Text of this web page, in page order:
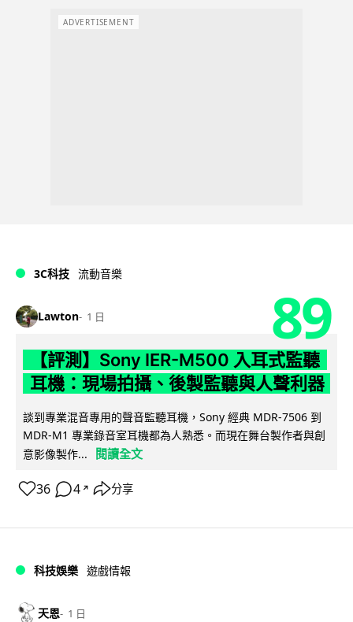
ADVERTISEMENT
3C科技 流動音樂
Lawton 1 日 89
【評測】Sony IER-M500 入耳式監聽
耳機：現場拍攝、後製監聽與人聲利器
談到專業混音專用的聲音監聽耳機，Sony 經典 MDR-7506 到
MDR-M1 專業錄音室耳機都為人熟悉。而現在舞台製作者與創
意影像製作...
閱讀全文
36 4 ↗ 分享
科技娛樂 遊戲情報
天恩 1 日